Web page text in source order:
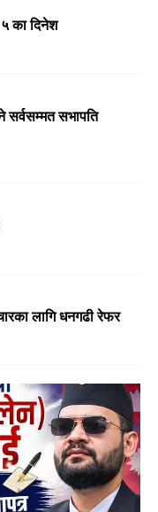
का दिनेश
सर्वसम्मत सभापति
लागि धनगढी रेफर